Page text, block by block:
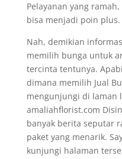
Pelayanan yang
bisa menjadi poin plus.
Nah, demikian
memilih bunga untuk
tercinta tentunya.
dimana memilih Jual
mengunjungi di laman
amaliahflorist.com
banyak berita seputar
paket yang menarik.
kunjungi halaman